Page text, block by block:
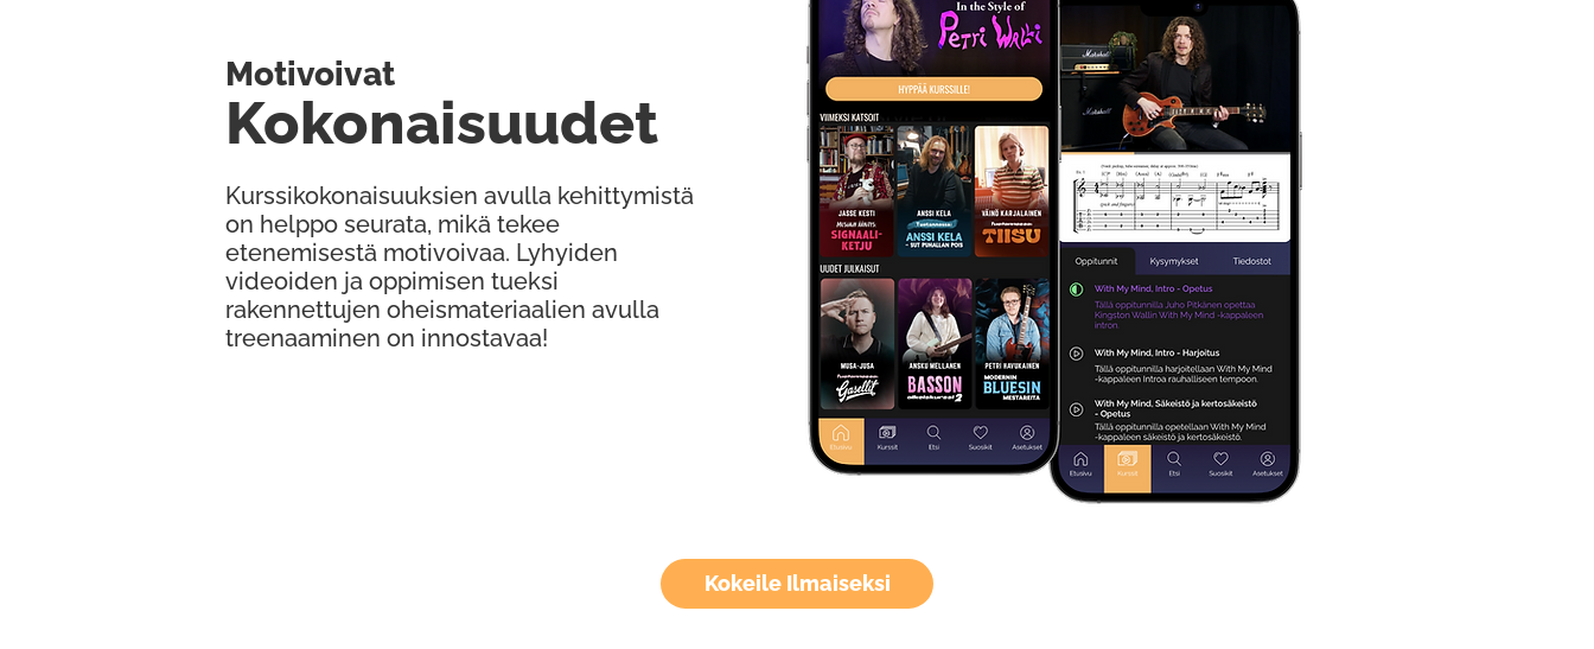
Kokeile Ilmaiseksi
Kurssikokonaisuuksien avulla kehittymistä
on helppo seurata, mikä tekee
etenemisestä motivoivaa. Lyhyiden
videoiden ja oppimisen tueksi
rakennettujen oheismateriaalien avulla
treenaaminen on innostavaa!
Kokonaisuudet
Motivoivat